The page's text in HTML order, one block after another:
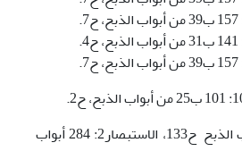
. التهذيب5: 235 باب الذبح ح133، الاستبصار2: 284 أبواب